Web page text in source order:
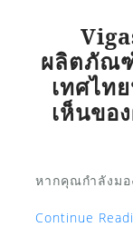
ผลิตภัณ
เทศไท
เห็นขอ
หากคุณกำลังม
Continue